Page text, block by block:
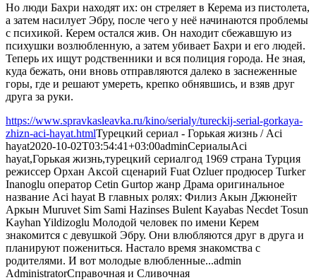
Но люди Бахри находят их: он стреляет в Керема из пистолета,
а затем насилует Эбру, после чего у неё начинаются проблемы
с психикой. Керем остался жив. Он находит сбежавшую из
психушки возлюбленную, а затем убивает Бахри и его людей.
Теперь их ищут родственники и вся полиция города. Не зная,
куда бежать, они вновь отправляются далеко в заснеженные
горы, где и решают умереть, крепко обнявшись, и взяв друг
друга за руки.
https://www.spravkasleavka.ru/kino/serialy/tureckij-serial-gorkaya-
zhizn-aci-hayat.htmlТурецкий сериал - Горькая жизнь / Aci
hayat2020-10-02T03:54:41+03:00adminСериалыAci
hayat,Горькая жизнь,турецкий сериалгод 1969 страна Турция
режиссер Орхан Аксой сценарий Fuat Ozluer продюсер Turker
Inanoglu оператор Cetin Gurtop жанр Драма оригинальное
название Aci hayat В главных ролях: Филиз Акын Джюнейт
Аркын Muruvet Sim Sami Hazinses Bulent Kayabas Necdet Tosun
Kayhan Yildizoglu Молодой человек по имени Керем
знакомится с девушкой Эбру. Они влюбляются друг в друга и
планируют пожениться. Настало время знакомства с
родителями. И вот молодые влюбленные...admin
AdministratorСправочная и Сливочная